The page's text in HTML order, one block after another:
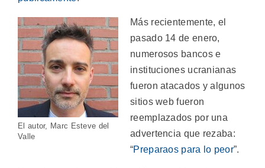
El autor, Marc Esteve del
Valle
Más recientemente, el
pasado 14 de enero,
numerosos bancos e
instituciones ucranianas
fueron atacados y algunos
sitios web fueron
reemplazados por una
advertencia que rezaba:
“Preparaos para lo peor”.